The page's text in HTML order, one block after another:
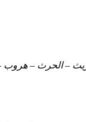
– الحرث –